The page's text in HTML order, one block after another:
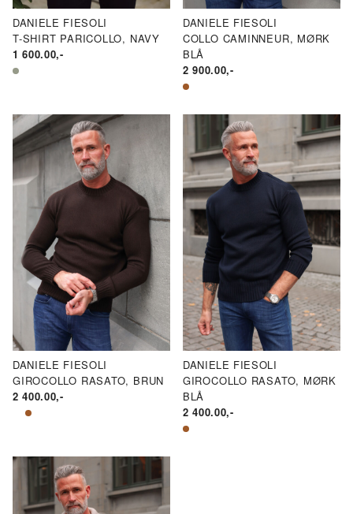
DANIELE FIESOLI
T-SHIRT PARICOLLO, NAVY
1 600.00,-
DANIELE FIESOLI
COLLO CAMINNEUR, MØRK
BLÅ
2 900.00,-
DANIELE FIESOLI
GIROCOLLO RASATO, BRUN
2 400.00,-
DANIELE FIESOLI
GIROCOLLO RASATO, MØRK
BLÅ
2 400.00,-